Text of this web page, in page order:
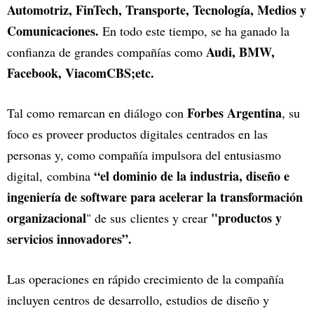
Automotriz, FinTech, Transporte, Tecnología, Medios y
Comunicaciones. En todo este tiempo, se ha ganado la
confianza de grandes compañías como Audi, BMW,
Facebook, ViacomCBS;etc.
Tal como remarcan en diálogo con Forbes Argentina, su
foco es proveer productos digitales centrados en las
personas y, como compañía impulsora del entusiasmo
digital, combina “el dominio de la industria, diseño e
ingeniería de software para acelerar la transformación
organizacional" de sus clientes y crear "productos y
servicios innovadores”.
Las operaciones en rápido crecimiento de la compañía
incluyen centros de desarrollo, estudios de diseño y